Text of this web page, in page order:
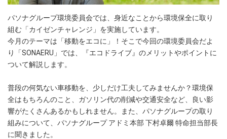
パソナグループ環境委員会では、身近なことから環境保全に取り
組む「カイゼンチャレンジ」を実施しています。
今月のテーマは「移動をエコに」！そこで今回の環境委員会だよ
り「SONAERU」では、『エコドライブ』のメリットやポイントに
ついて解説します。
普段の何気ない車移動を、少しだけ工夫してみませんか？環境保
全はもちろんのこと、ガソリン代の削減や交通安全など、良い影
響がたくさんあるかもしれません。また、パソナグループの取り
組みについて、パソナグループ アドミ本部 下村卓爾 特命担当部長
に聞きました。